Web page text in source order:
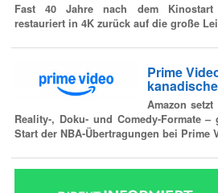
Fast 40 Jahre nach dem Kinostart
restauriert in 4K zurück auf die große
Prime
Amazon
Reality-, Doku- und Comedy-Formate
Start der NBA-Übertragungen bei Prime